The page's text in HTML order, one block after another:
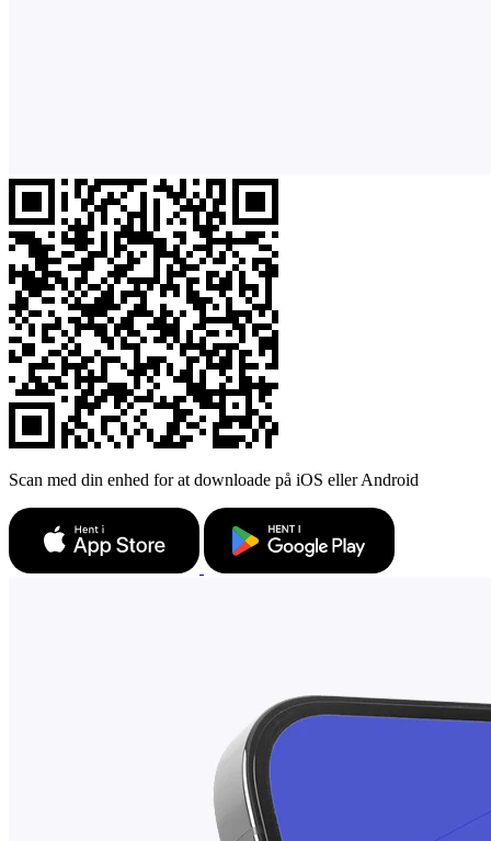
Scan med din enhed for at downloade på iOS eller Android